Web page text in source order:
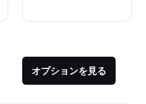
オプションを見る